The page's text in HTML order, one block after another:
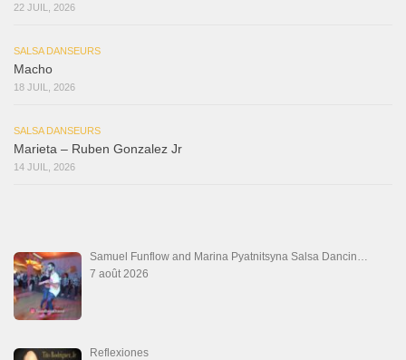
22 JUIL, 2026
SALSA DANSEURS
Macho
18 JUIL, 2026
SALSA DANSEURS
Marieta – Ruben Gonzalez Jr
14 JUIL, 2026
Samuel Funflow and Marina Pyatnitsyna Salsa Dancin…
7 août 2026
Reflexiones